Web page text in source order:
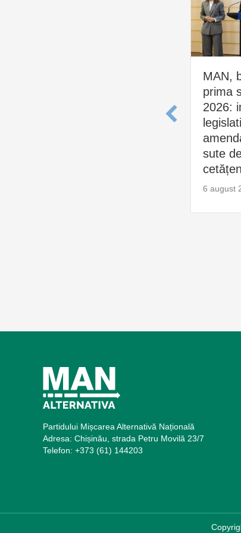
MAN,
prima
2026:
sute
6 august
Partidului Mișcarea Alternativă Națională
Adresa: Chișinău, strada Petru Movilă 23/7
Telefon: +373 (61) 144203